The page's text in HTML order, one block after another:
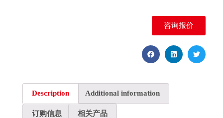
咨询报价
Description Additional information
订购信息 相关产品